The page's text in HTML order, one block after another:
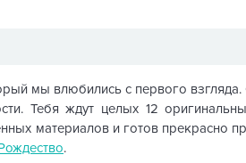
мы влюбились с первого
Тебя ждут целых 12
материалов и готов прекрасно
.